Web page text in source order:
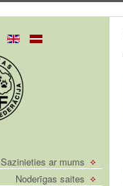
Sazinieties ar mums
Noderīgas saites